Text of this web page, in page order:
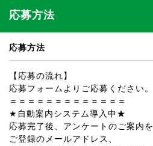
応募方法
応募方法
【応募の流れ】
応募フォームよりご応募ください。
＝＝＝＝＝＝＝＝＝＝＝＝＝
★自動案内システム導入中★
応募完了後、アンケートのご案内を
ご登録のメールアドレス、